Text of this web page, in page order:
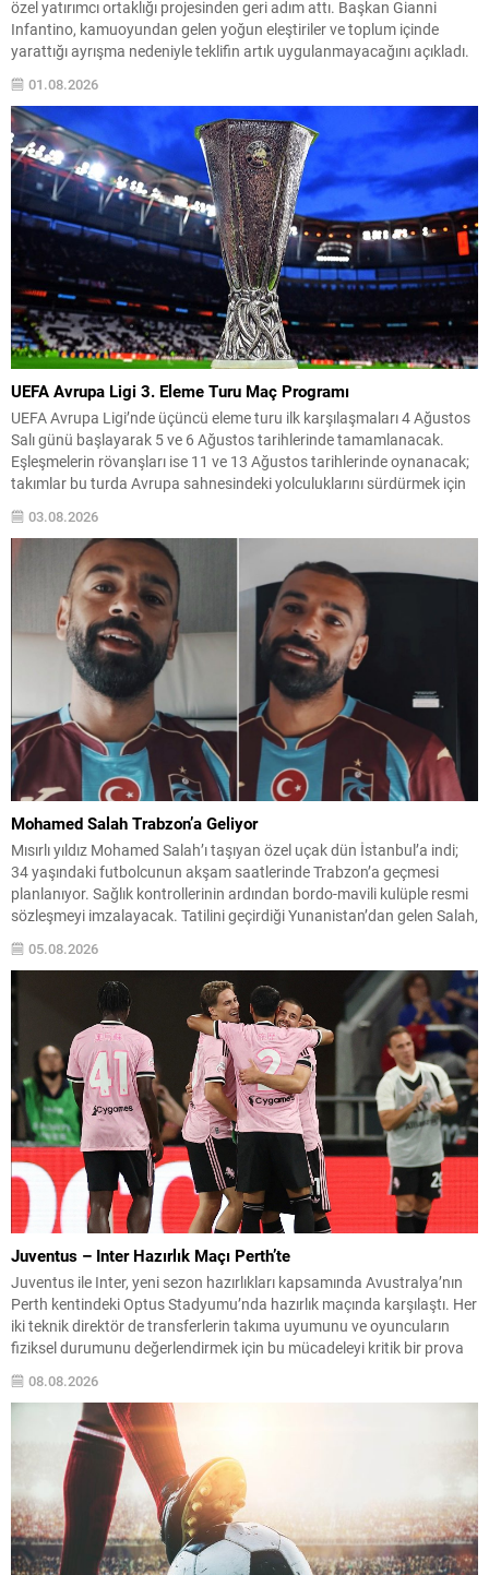
özel yatırımcı ortaklığı projesinden geri adım attı. Başkan Gianni
Infantino, kamuoyundan gelen yoğun eleştiriler ve toplum içinde
yarattığı ayrışma nedeniyle teklifin artık uygulanmayacağını açıkladı.
Infantino, tüm tarafların görüşlerini dinledikten sonra projenin
başlangıçta hedeflenen yararı sağlamayacak şekilde bölücülüğe yol
açtığını belirtti. “Amacımız...
01.08.2026
UEFA Avrupa Ligi 3. Eleme Turu Maç Programı
UEFA Avrupa Ligi’nde üçüncü eleme turu ilk karşılaşmaları 4 Ağustos
Salı günü başlayarak 5 ve 6 Ağustos tarihlerinde tamamlanacak.
Eşleşmelerin rövanşları ise 11 ve 13 Ağustos tarihlerinde oynanacak;
takımlar bu turda Avrupa sahnesindeki yolculuklarını sürdürmek için
mücadele edecekler. Beşiktaş, bu turda Çekya temsilcisi Hradec
Kralove ile eşleşti ve ilk maçını...
03.08.2026
Mohamed Salah Trabzon’a Geliyor
Mısırlı yıldız Mohamed Salah’ı taşıyan özel uçak dün İstanbul’a indi;
34 yaşındaki futbolcunun akşam saatlerinde Trabzon’a geçmesi
planlanıyor. Sağlık kontrollerinin ardından bordo-mavili kulüple resmi
sözleşmeyi imzalayacak. Tatilini geçirdiği Yunanistan’dan gelen Salah,
sosyal medya hesabından taraftarlara seslendi: “Trabzon hazır
mısın? Çok yakında...
05.08.2026
Juventus – Inter Hazırlık Maçı Perth’te
Juventus ile Inter, yeni sezon hazırlıkları kapsamında Avustralya’nın
Perth kentindeki Optus Stadyumu’nda hazırlık maçında karşılaştı. Her
iki teknik direktör de transferlerin takıma uyumunu ve oyuncuların
fiziksel durumunu değerlendirmek için bu mücadeleyi kritik bir prova
Juventus’ta Kenan Yıldız ilk 11’de görev alırken,...
08.08.2026